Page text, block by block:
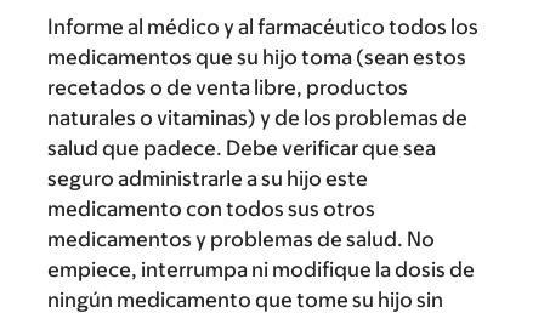
Informe al médico y al farmacéutico todos los
medicamentos que su hijo toma (sean estos
recetados o de venta libre, productos
naturales o vitaminas) y de los problemas de
salud que padece. Debe verificar que sea
seguro administrarle a su hijo este
medicamento con todos sus otros
medicamentos y problemas de salud. No
empiece, interrumpa ni modifique la dosis de
ningún medicamento que tome su hijo sin